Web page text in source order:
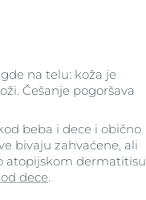
na telu: koža je
Češanje pogoršava
beba i dece i obično
bivaju zahvaćene, ali
atopijskom dermatitisu
dece.